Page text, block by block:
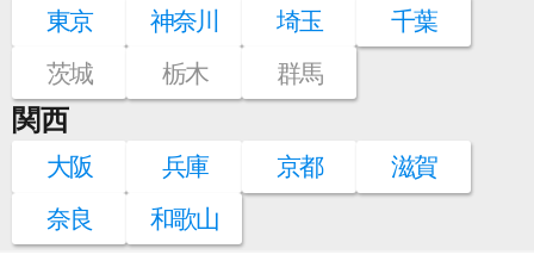
東京 神奈川 埼玉
千葉
茨城
栃木 群馬
関西
大阪 兵庫 京都
滋賀
奈良
和歌山